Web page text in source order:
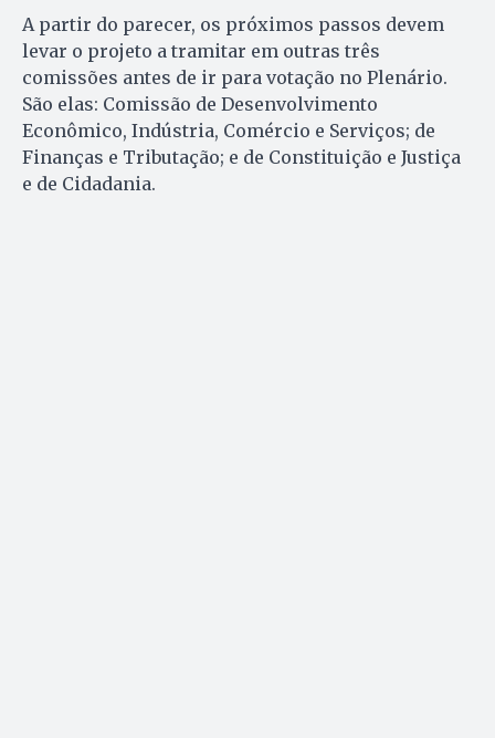
A partir do parecer, os próximos passos devem
levar o projeto a tramitar em outras três
comissões antes de ir para votação no Plenário.
São elas: Comissão de Desenvolvimento
Econômico, Indústria, Comércio e Serviços; de
Finanças e Tributação; e de Constituição e Justiça
e de Cidadania.